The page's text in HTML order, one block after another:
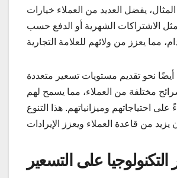
يفضل العديد من العملاء خيارات
مثل الاشتراكات الشهرية أو الدفع حسب
نحو تقديم مستويات تسعير متعددة
مختلفة من العملاء، مما يسمح لهم
على احتياجاتهم وميزانياتهم. هذا التنوع
التكنولوجيا على التسعير